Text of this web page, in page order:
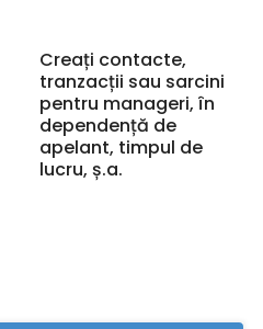
Creați contacte,
tranzacții sau sarcini
pentru manageri, în
dependență de
apelant, timpul de
lucru, ș.a.